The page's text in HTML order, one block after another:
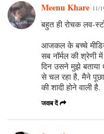
Meenu Khare 11/
बहुत ही रोचक लव-
आजकल के बच्चे
सब नॉर्मल की श्रेणी
दिन उसने मुझे
से चल रहा है, मैने पूछा
की शादी होने वाली है.
जवाब दें